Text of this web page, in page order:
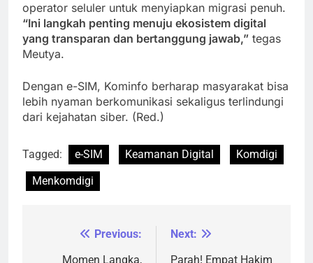
operator seluler untuk menyiapkan migrasi penuh.
“Ini langkah penting menuju ekosistem digital
yang transparan dan bertanggung jawab,” tegas
Meutya.
Dengan e-SIM, Kominfo berharap masyarakat bisa
lebih nyaman berkomunikasi sekaligus terlindungi
dari kejahatan siber. (Red.)
Tagged: e-SIM Keamanan Digital
Komdigi
Menkomdigi
NavigasiPrevious:
Momen Langka,
Next:
Parah! Empat Hakim